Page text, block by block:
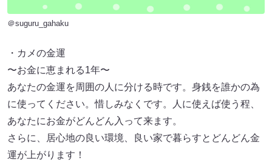
＠suguru_gahaku
・カメの金運
〜お金に恵まれる1年〜
あなたの金運を周囲の人に分ける時です。身銭を誰かの為
に使ってください。惜しみなくです。人に使えば使う程、
あなたにお金がどんどん入って来ます。
さらに、居心地の良い環境、良い家で暮らすとどんどん金
運が上がります！